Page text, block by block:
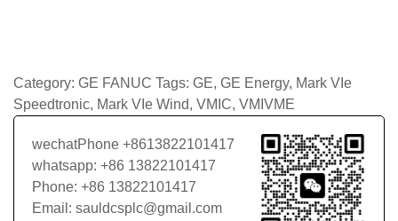
Category: GE FANUC Tags: GE, GE Energy, Mark VIe
Speedtronic, Mark VIe Wind, VMIC, VMIVME
wechatPhone +8613822101417
whatsapp: +86 13822101417
Phone: +86 13822101417
Email: sauldcsplc@gmail.com